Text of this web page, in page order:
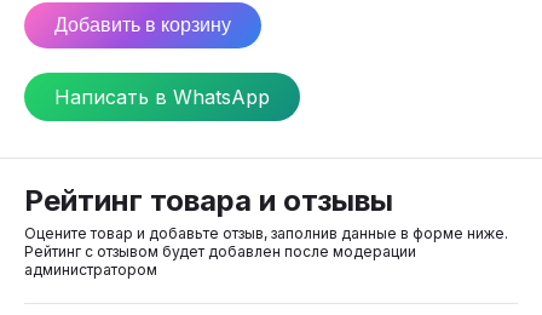
Добавить в корзину
Написать в WhatsApp
Рейтинг товара и отзывы
Оцените товар и добавьте отзыв, заполнив данные в форме ниже.
Рейтинг с отзывом будет добавлен после модерации
администратором